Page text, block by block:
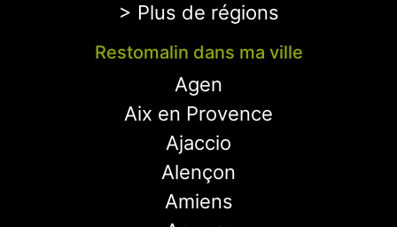
> Plus de régions
Restomalin dans ma ville
Agen
Aix en Provence
Ajaccio
Alençon
Amiens